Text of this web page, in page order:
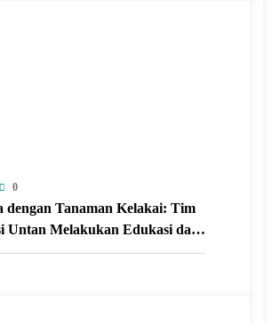
0
dengan Tanaman Kelakai: Tim
Untan Melakukan Edukasi dan
Minuman Herbal
di Posyandu Seroja Sungai